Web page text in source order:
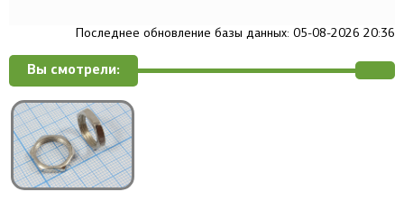
Последнее обновление базы данных: 05-08-2026 20:36
Вы смотрели: